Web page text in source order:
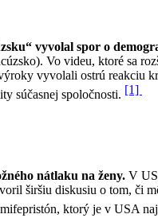
vyvolal spor o
Vo videu, ktoré sa
vyvolali ostrú
súčasnej spoločnosti. [1]
nátlaku na ženy. V
širšiu diskusiu o tom, či
ktorý je v USA